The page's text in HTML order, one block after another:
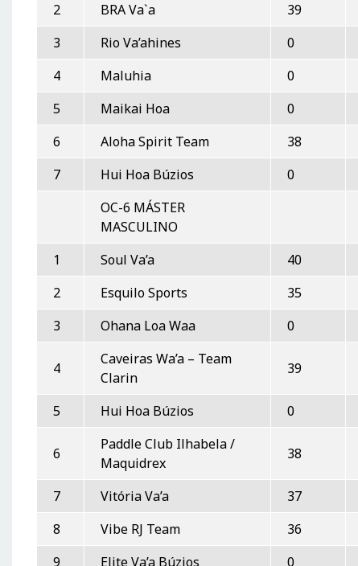
2
BRA Va`a 39
3
Rio Va’ahines 0
4
Maluhia 0
5
Maikai Hoa 0
6
Aloha Spirit Team 38
7
Hui Hoa Búzios 0
OC-6 MÁSTER
MASCULINO
1
Soul Va’a 40
2
Esquilo Sports 35
3
Ohana Loa Waa 0
4
Caveiras Wa’a – Team
Clarin
39
5 Hui Hoa Búzios 0
6
Paddle Club Ilhabela /
Maquidrex
38
7 Vitória Va’a 37
8
Vibe RJ Team 36
9
Elite Va’a Búzios 0